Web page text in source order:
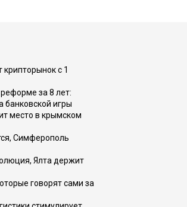
с 1
за 8 лет:
банковской игры
место в крымском
Симферополь
Ялта держит
говорят сами за